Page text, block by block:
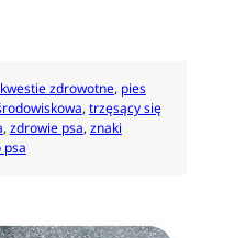
kwestie zdrowotne, pies
, trzęsący się
, zdrowie psa, znaki
psa